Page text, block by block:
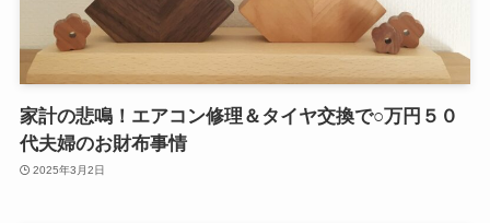
家計の悲鳴！エアコン修理＆タイヤ交換で○万円５０
代夫婦のお財布事情
2025年3月2日